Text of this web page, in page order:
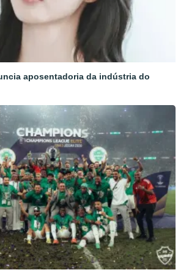
aposentadoria da indústria do